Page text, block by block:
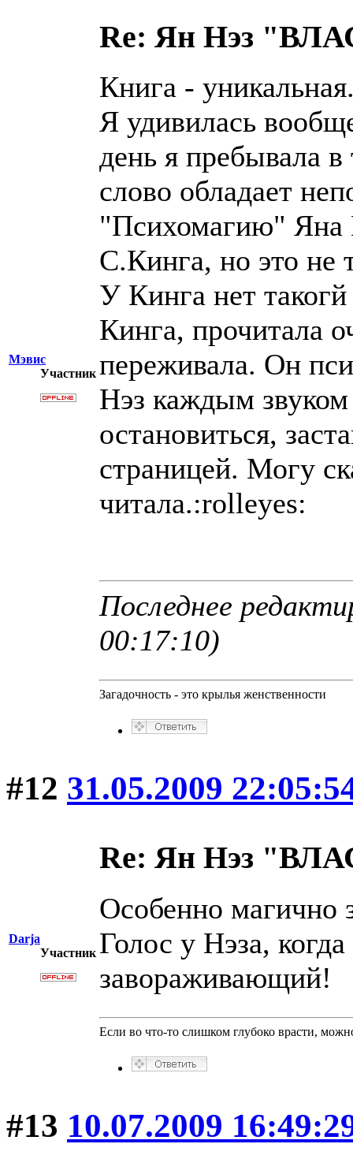
Мэвис
Участник
Re: Ян Нэз
Книга -
Я удивилась
день я пребывала
слово обладает
"Психомагию" Яна
С.Кинга, но это не
У Кинга нет
Кинга, прочитала
переживала. Он
Нэз каждым звуком
остановиться,
страницей. Могу
читала.:rolleyes:
Последнее
00:17:10)
Загадочность - это крылья женственности
#12 31.05.2009
Darja
Участник
Re: Ян Нэз
Особенно магично
Голос у Нэза,
завораживающий!
Если во что-то слишком глубоко врасти,
#13 10.07.2009